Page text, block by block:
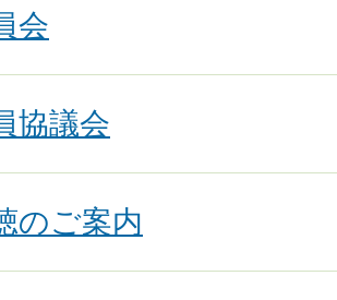
会
協議会
のご案内